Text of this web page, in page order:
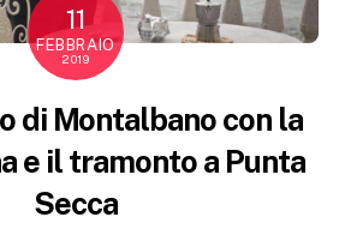
11
FEBBRAIO
2019
di Montalbano con la
e il tramonto a Punta
Secca